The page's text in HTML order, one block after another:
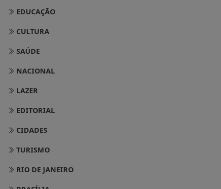
EDUCAÇÃO
CULTURA
SAÚDE
NACIONAL
LAZER
EDITORIAL
CIDADES
TURISMO
RIO DE JANEIRO
BRASÍLIA